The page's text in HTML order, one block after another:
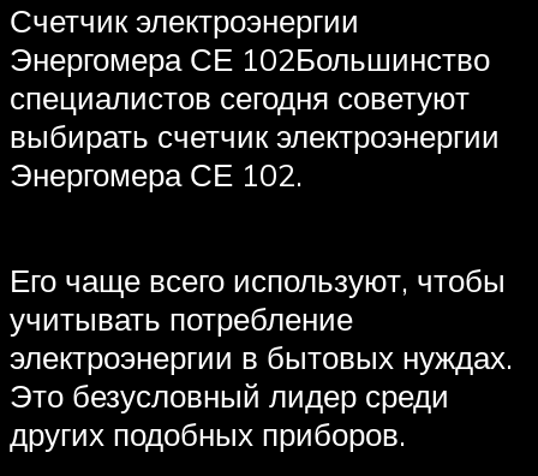
Счетчик электроэнергии
Энергомера СЕ 102Большинство
специалистов сегодня советуют
выбирать счетчик электроэнергии
Энергомера СЕ 102.
Его чаще всего используют, чтобы
учитывать потребление
электроэнергии в бытовых нуждах.
Это безусловный лидер среди
других подобных приборов.